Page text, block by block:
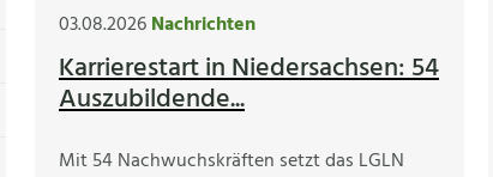
03.08.2026Nachrichten
Karrierestart in Niedersachsen: 54
Auszubildende...
Mit 54 Nachwuchskräften setzt das LGLN